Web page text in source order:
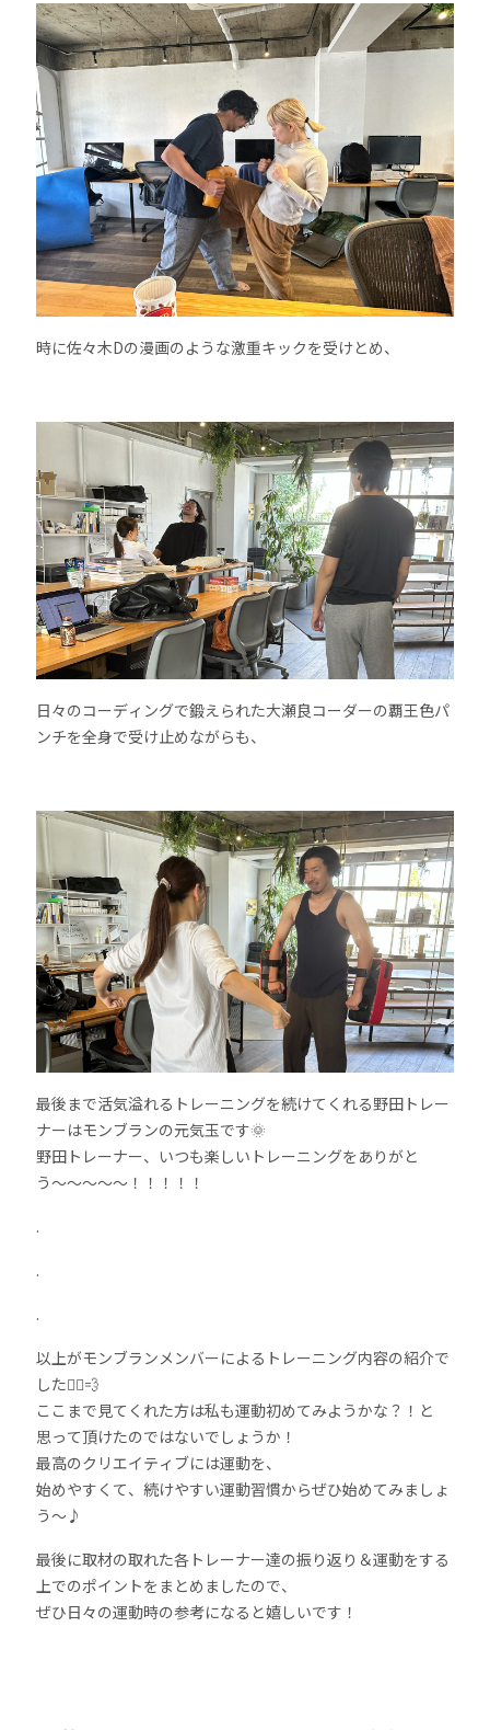
時に佐々木Dの漫画のような激重キックを受けとめ、
日々のコーディングで鍛えられた大瀬良コーダーの覇王色パ
ンチを全身で受け止めながらも、
最後まで活気溢れるトレーニングを続けてくれる野田トレー
ナーはモンブランの元気玉です🌞
野田トレーナー、いつも楽しいトレーニングをありがと
う〜〜〜〜〜！！！！！
.
.
.
以上がモンブランメンバーによるトレーニング内容の紹介で
した🏃‍♀️💨
ここまで見てくれた方は私も運動初めてみようかな？！と
思って頂けたのではないでしょうか！
最高のクリエイティブには運動を、
始めやすくて、続けやすい運動習慣からぜひ始めてみましょ
う〜♪
最後に取材の取れた各トレーナー達の振り返り＆運動をする
上でのポイントをまとめましたので、
ぜひ日々の運動時の参考になると嬉しいです！